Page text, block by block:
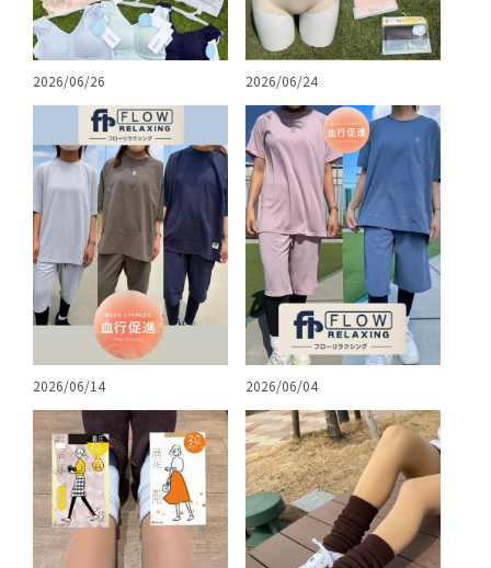
2026/06/26 2026/06/24
2026/06/14 2026/06/04